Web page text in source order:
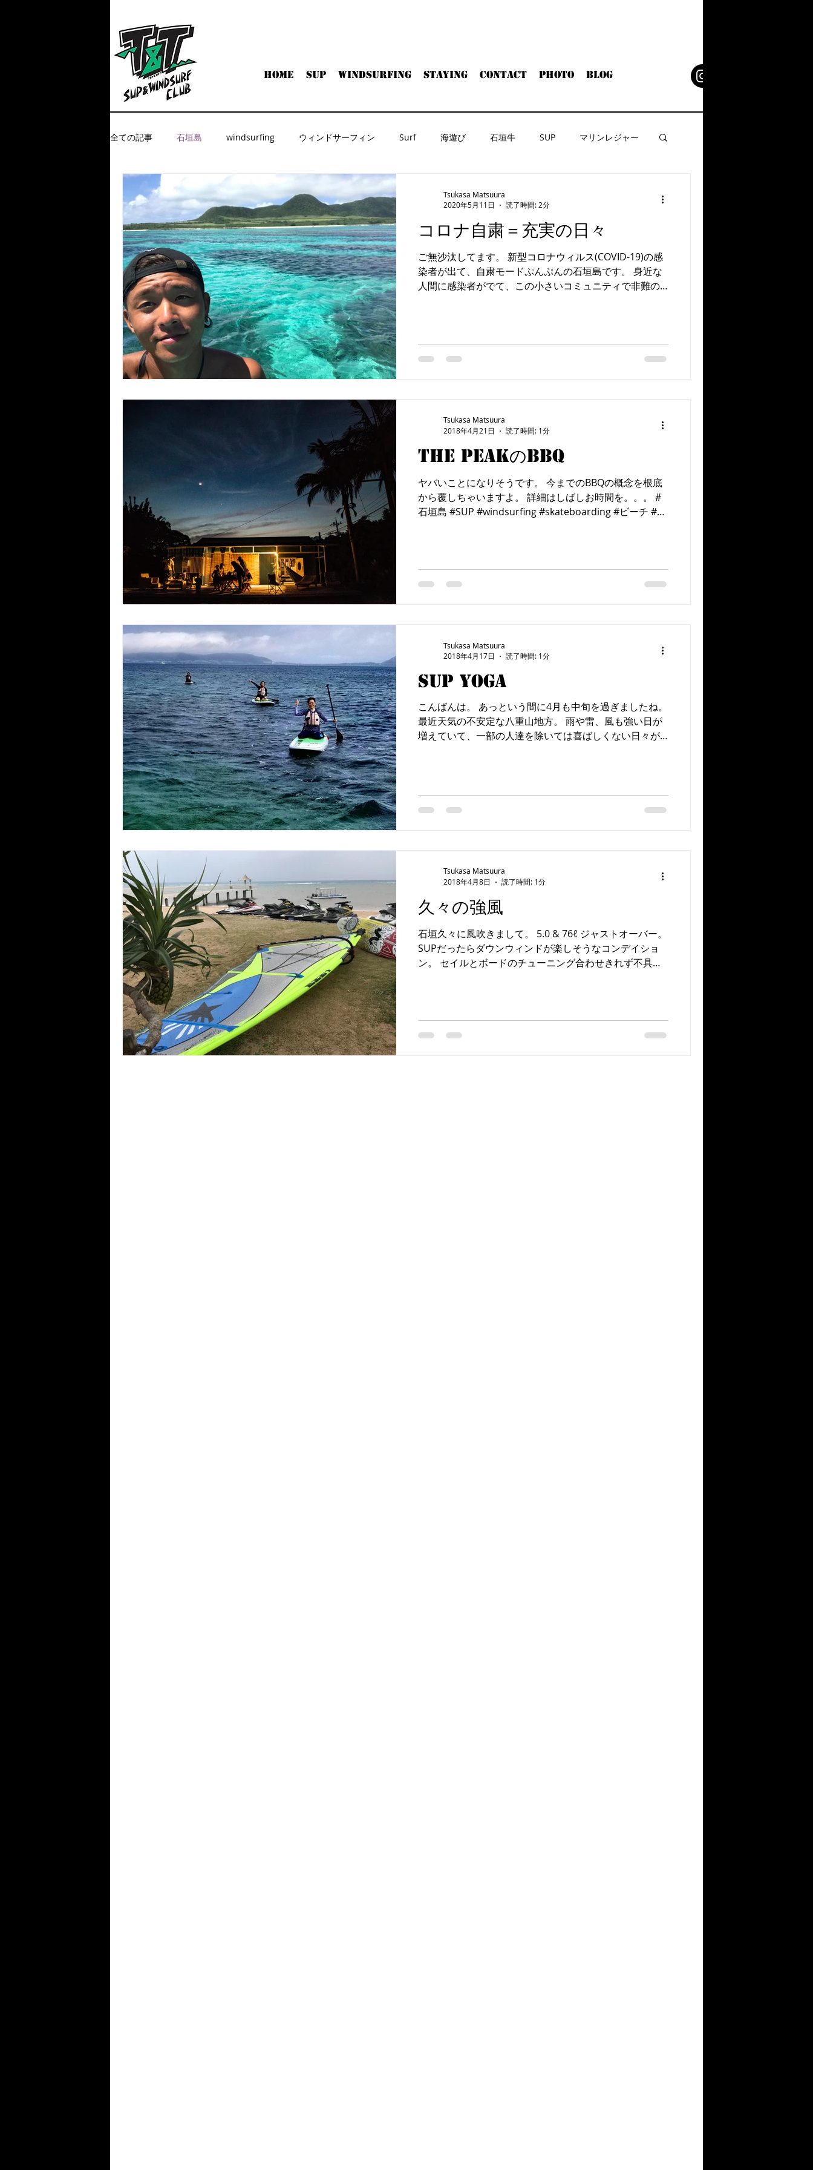
HOME SUP WINDSURFING Staying Contact Photo Blog
全ての記事 石垣島 windsurfing ウィンドサーフィン Surf 海遊び 石垣牛 SUP マリンレジャー
今すぐ始める コミュニティ
コロナ自粛＝充実の日々
ご無沙汰してます。 新型コロナウィルス(COVID-19)の感
染者が出て、自粛モードぷんぷんの石垣島です。 身近な
人間に感染者がでて、この小さいコミュニティで非難の
Tsukasa Matsuura
2020年5月11日
読了時間: 2分
THE PEAKのBBQ
ヤバいことになりそうです。 今までのBBQの概念を根底
から覆しちゃいますよ。 詳細はしばしお時間を。。。 #
石垣島 #SUP #windsurfing #skateboarding #ビーチ #サ
Tsukasa Matsuura
2018年4月21日
読了時間: 1分
SUP YOGA
こんばんは。 あっという間に4月も中旬を過ぎましたね。
最近天気の不安定な八重山地方。 雨や雷、風も強い日が
増えていて、一部の人達を除いては喜ばしくない日々が
Tsukasa Matsuura
2018年4月17日
読了時間: 1分
久々の強風
石垣久々に風吹きまして。 5.0 & 76ℓ ジャストオーバー。
SUPだったらダウンウィンドが楽しそうなコンデイショ
ン。 セイルとボードのチューニング合わせきれず不具合
Tsukasa Matsuura
2018年4月8日
読了時間: 1分